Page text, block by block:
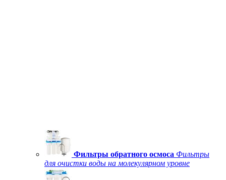
Фильтры обратного осмоса Фильтры
для очистки воды на молекулярном уровне